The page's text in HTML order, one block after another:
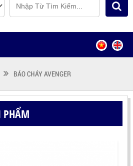
BÁO CHÁY AVENGER
PHẨM